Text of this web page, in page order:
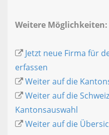
Weitere Möglichkeiten:
Jetzt neue Firma für
erfassen
Weiter auf die
Weiter auf die
Kantonsauswahl
Weiter auf die